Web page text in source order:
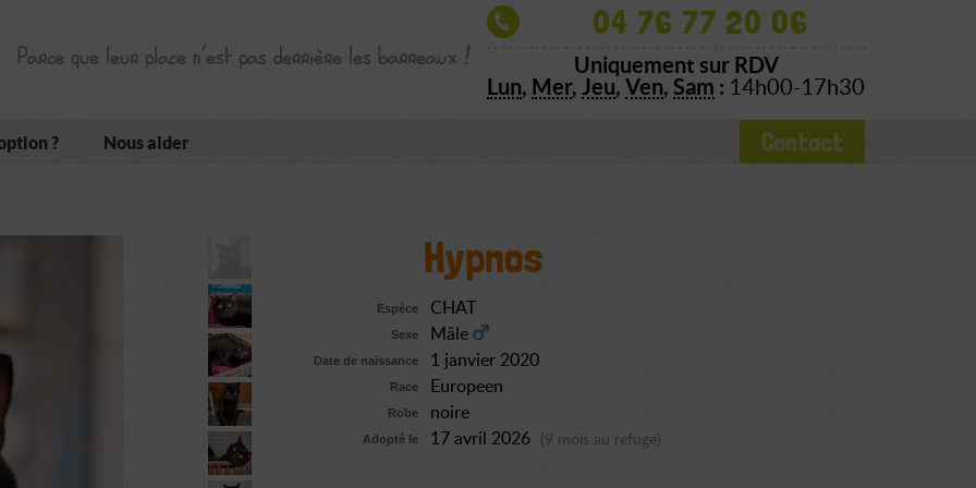
Parce que leur place n’est pas derrière les barreaux !
04 76 77 20 06
Uniquement sur RDV
Lun, Mer, Jeu, Ven, Sam : 14h00-17h30
? Nous aider Contact
Hypnos
Espèce CHAT
Sexe Mâle
Date de naissance 1 janvier 2020
Race Europeen
Robe noire
Adopté le 17 avril 2026 (9 mois au refuge)